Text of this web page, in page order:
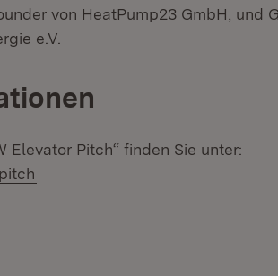
von HeatPump23 GmbH, und
e.V.
Elevator Pitch“ finden Sie unter: